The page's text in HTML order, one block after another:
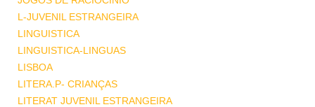
L-JUVENIL ESTRANGEIRA
LINGUISTICA
LINGUISTICA-LINGUAS
LISBOA
LITERA.P- CRIANÇAS
LITERAT JUVENIL ESTRANGEIRA